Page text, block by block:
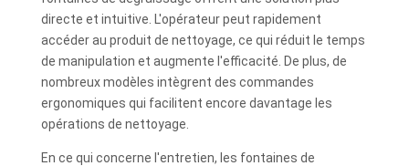
directe et intuitive. L'opérateur peut rapidement
accéder au produit de nettoyage, ce qui réduit le temps
de manipulation et augmente l'efficacité. De plus, de
nombreux modèles intègrent des commandes
ergonomiques qui facilitent encore davantage les
opérations de nettoyage.
En ce qui concerne l'entretien, les fontaines de